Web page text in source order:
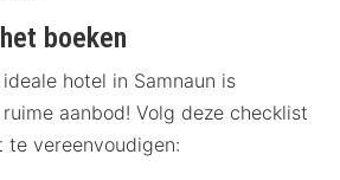
boeken
hotel in Samnaun is
aanbod! Volg deze checklist
te vereenvoudigen: